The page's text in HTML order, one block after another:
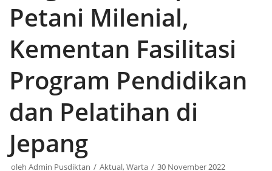
Petani Milenial,
Kementan Fasilitasi
Program Pendidikan
dan Pelatihan di
Jepang
oleh Admin Pusdiktan Aktual,Warta 30 November 2022